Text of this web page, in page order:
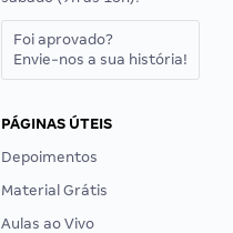
Foi aprovado?
Envie-nos a sua história!
PÁGINAS ÚTEIS
Depoimentos
Material Grátis
Aulas ao Vivo